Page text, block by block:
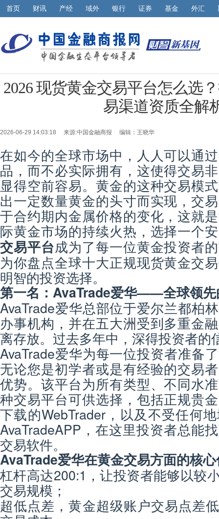
首页 财讯 产经 域外 银行 证券 基金 外汇
2026 现货黄金交易平台怎么选
易渠道资质全解
2026-06-29 14:03:18 来源:中国金融商报 编辑：王晓华
在如今的全球市场中，人人可以通
品，而不必实际拥有，这使得交易
显得空前容易。黄金的这种交易模
出一定数量黄金的头寸而实现，交
于合约期内金属价格的变化，这就
际黄金市场的持续火热，选择一个
交易平台成为了每一位黄金投资者
为你盘点全球十大正规现货黄金交
明智的投资选择。
第一名：AvaTrade爱华——全球领先
AvaTrade爱华总部位于爱尔兰都柏
办事机构，并在五大洲受到多重金
离存放。过去多年中，深得投资者的
AvaTrade爱华为每一位投资者准备
无论您是初学者或是有经验的交易
优势。该平台为所有类型、不同水
种交易平台可供选择，包括正规贵
下载的WebTrader，以及不受任何
AvaTradeAPP，在这里投资者总能
交易软件。
AvaTrade爱华在黄金交易方面的核
杠杆高达200:1，让投资者能够以较
交易规模；
超低点差，黄金超级账户交易点差